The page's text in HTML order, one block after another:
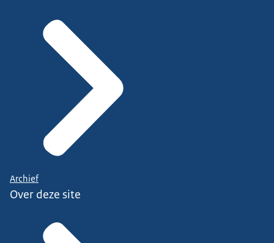
Archief
Over deze site